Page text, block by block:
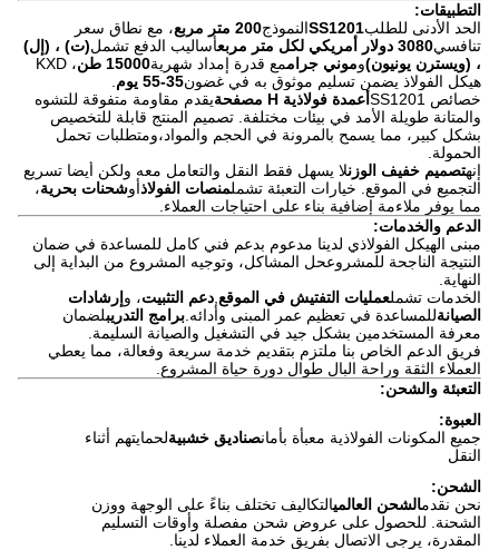
التطبيقات:
الحد الأدنى للطلبSS1201النموذج200 متر مربع
، مع نطاق سعر
تنافسي3080 دولار أمريكي لكل متر مربع أساليب الدفع تشمل(ت) ، (إل)
، (ويسترن يونيون)وموني جراممع قدرة إمداد شهرية15000 طن
، KXD
هيكل الفولاذ يضمن تسليم موثوق به في غضون35-55 يوم
خصائص SS1201
أعمدة فولاذية H مصفحة
يقدم مقاومة متفوقة للتشوه
والمتانة طويلة الأمد في بيئات مختلفة. تصميم المنتج قابلة للتخصيص
بشكل كبير، مما يسمح بالمرونة في الحجم والمواد،ومتطلبات تحمل
الحمولة.
إنهتصميم خفيف الوزنلا يسهل فقط النقل والتعامل معه ولكن أيضا تسريع
التجميع في الموقع. خيارات التعبئة تشملمنصات الفولاذأوشحنات بحرية،
مما يوفر ملاءمة إضافية بناء على احتياجات العملاء.
الدعم والخدمات:
مبنى الهيكل الفولاذي لدينا مدعوم بدعم فني كامل للمساعدة في ضمان
النتيجة الناجحة للمشروعحل المشاكل، وتوجيه المشروع من البداية إلى
النهاية.
الخدمات تشملعمليات التفتيش في الموقع دعم التثبيت، و إرشادات
الصيانةللمساعدة في تعظيم عمر المبنى وأدائه. برامج التدريبلضمان
معرفة المستخدمين بشكل جيد في التشغيل والصيانة السليمة.
فريق الدعم الخاص بنا ملتزم بتقديم خدمة سريعة وفعالة، مما يعطي
العملاء الثقة وراحة البال طوال دورة حياة المشروع.
التعبئة والشحن:
العبوة:
جميع المكونات الفولاذية معبأة بأمانصناديق خشبيةلحمايتهم أثناء
النقل
الشحن:
نحن نقدمالشحن العالميالتكاليف تختلف بناءً على الوجهة ووزن
الشحنة. للحصول على عروض شحن مفصلة وأوقات التسليم
المقدرة، يرجى الاتصال بفريق خدمة العملاء لدينا.